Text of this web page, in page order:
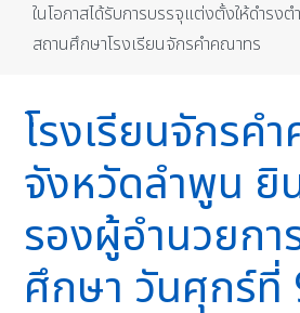
ในโอกาสได้รับการบรรจุแต่งตั้งให้ดำรง
สถานศึกษาโรงเรียนจักรคำคณาทร
โรงเรียนจักรค
จังหวัดลำพูน ยิ
รองผู้อำนวยกา
ศึกษา วันศุกร์ที่